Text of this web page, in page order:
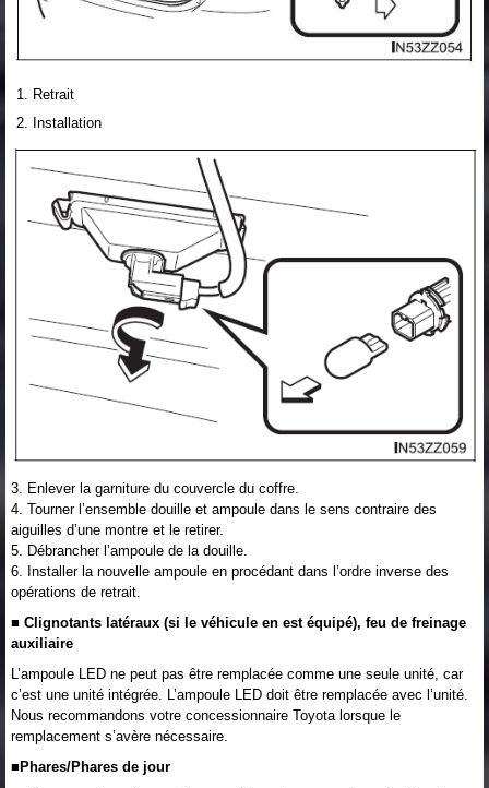
Retrait
Installation
3. Enlever la garniture du couvercle du coffre.
4. Tourner l’ensemble douille et ampoule dans le sens contraire des
aiguilles d’une montre et le retirer.
5. Débrancher l’ampoule de la douille.
6. Installer la nouvelle ampoule en procédant dans l’ordre inverse des
opérations de retrait.
■ Clignotants latéraux (si le véhicule en est équipé), feu de freinage
auxiliaire
L’ampoule LED ne peut pas être remplacée comme une seule unité, car
c’est une unité intégrée. L’ampoule LED doit être remplacée avec l’unité.
Nous recommandons votre concessionnaire Toyota lorsque le
remplacement s’avère nécessaire.
■Phares/Phares de jour